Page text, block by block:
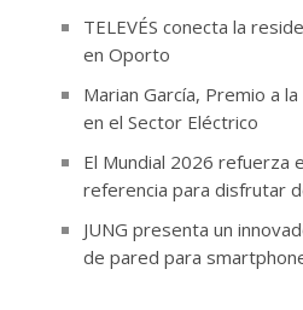
TELEVÉS conecta la
en Oporto
Marian García, Premio a
en el Sector Eléctrico
El Mundial 2026 refuerza
referencia para disfrutar
JUNG presenta un
de pared para